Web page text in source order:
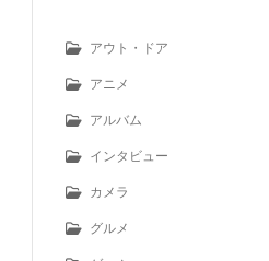
アウト・ドア
アニメ
アルバム
インタビュー
カメラ
グルメ